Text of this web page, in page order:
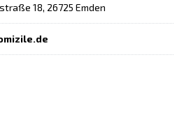
18, 26725 Emden